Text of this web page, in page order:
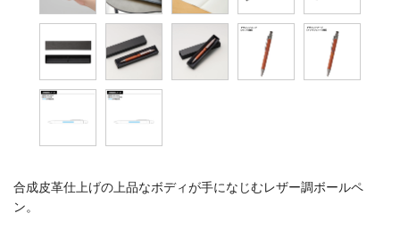
合成皮革仕上げの上品なボディが手になじむレザー調ボールペ
ン。